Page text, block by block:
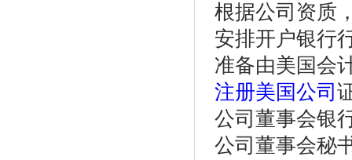
根据公司资质
安排开户银行
准备由美国会
注册美国公司
公司董事会银
公司董事会秘